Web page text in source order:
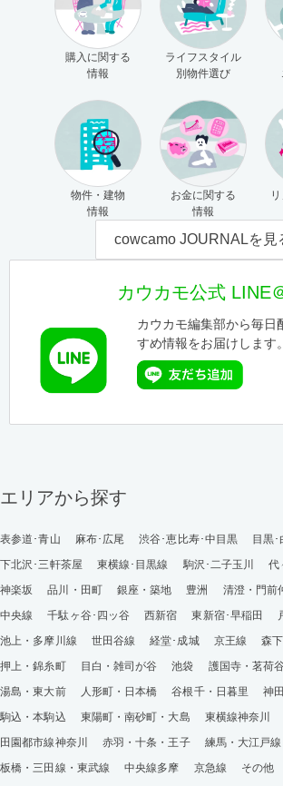
購入に関する
情報
ライフスタイル
別物件選び
物件・建物
情報
お金に関する
情報
cowcamo JOURNALを見
カウカモ公式 LINE
カウカモ編集部から毎日
すめ情報をお届けします。
エリアから探す
表参道･青山 麻布･広尾 渋谷･恵比寿･中目黒
目黒･
下北沢･三軒茶屋
東横線･目黒線 駒沢･二子玉川 代
神楽坂
品川・田町 銀座・築地 豊洲 清澄・門前
中央線
千駄ヶ谷･四ッ谷 西新宿 東新宿･早稲田
池上・多摩川線
世田谷線 経堂･成城 京王線 森
押上・錦糸町
目白・雑司が谷 池袋 護国寺・茗荷
湯島・東大前
人形町・日本橋 谷根千・日暮里
神
駒込・本駒込
東陽町・南砂町・大島 東横線神奈川
田園都市線神奈川
赤羽・十条・王子
練馬・大江戸
板橋・三田線・東武線
中央線多摩 京急線 その他